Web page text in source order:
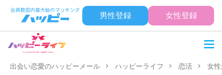
男性登録 女性登録
出会い恋愛のハッピーメール ハッピーライフ 恋活 女